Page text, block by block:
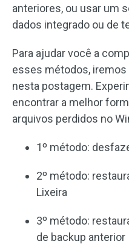
anteriores, ou usar um
dados integrado ou de
Para ajudar você a
esses métodos,
nesta postagem.
encontrar a melhor
arquivos perdidos no
1º método:
2º método:
Lixeira
3º método:
de backup anterior